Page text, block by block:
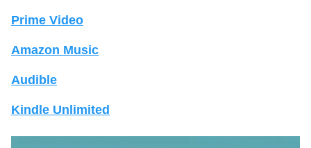
Prime Video
Amazon Music
Audible
Kindle Unlimited